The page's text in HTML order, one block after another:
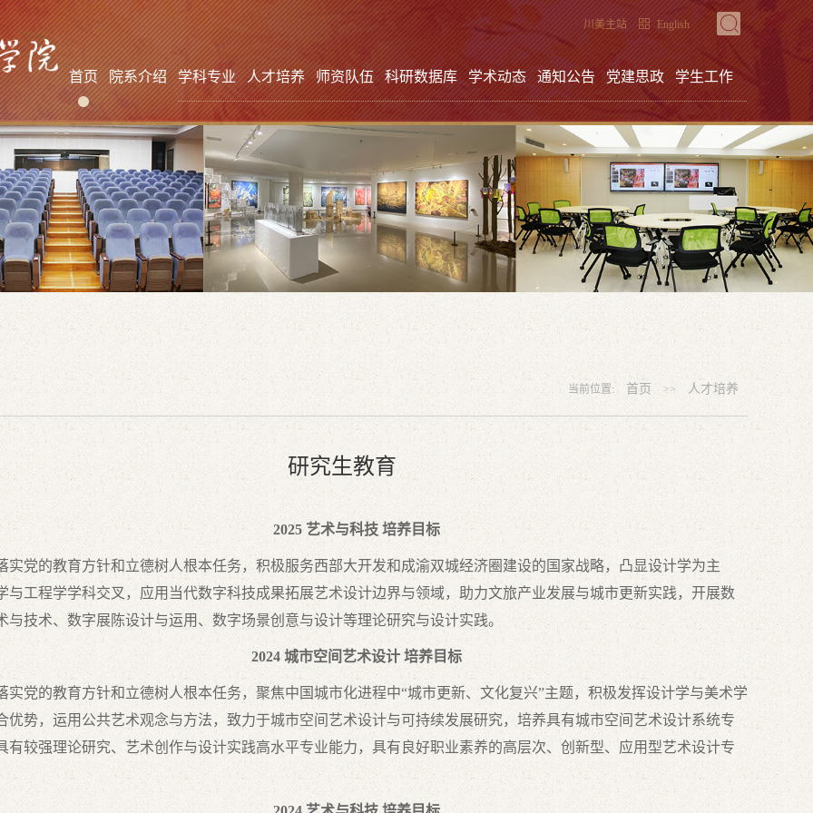
English
川美主站
首页 院系介绍 学科专业 人才培养 师资队伍 科研数据库 学术动态 通知公告 党建思政 学生工作
当前位置: 首页 >> 人才培养
研究生教育
2025 艺术与科技 培养目标
实党的教育⽅针和⽴德树⼈根本任务，积极服务西部大开发和成渝双城经济圈建设的国家战略，凸显设计学为主
与工程学学科交叉，应用当代数字科技成果拓展艺术设计边界与领域，助力文旅产业发展与城市更新实践，开展数
与技术、数字展陈设计与运用、数字场景创意与设计等理论研究与设计实践。
2024 城市空间艺术设计 培养⽬标
实党的教育⽅针和⽴德树⼈根本任务，聚焦中国城市化进程中“城市更新、⽂化复兴”主题，积极发挥设计学与美术学
优势，运⽤公共艺术观念与⽅法，致⼒于城市空间艺术设计与可持续发展研究，培养具有城市空间艺术设计系统专
有较强理论研究、艺术创作与设计实践⾼⽔平专业能⼒，具有良好职业素养的⾼层次、创新型、应⽤型艺术设计专